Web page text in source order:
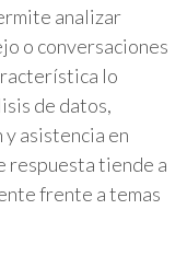
analizar
o conversaciones
lo
de datos,
asistencia en
respuesta tiende a
frente a temas